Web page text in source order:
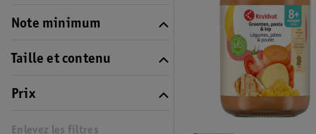
Note minimum
Taille et contenu
Prix
Enlevez les filtres